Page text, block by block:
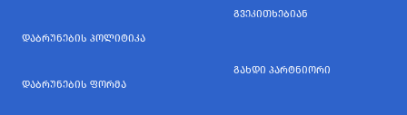
ᲓᲐᲑᲠᲣᲜᲔᲑᲘᲡ ᲞᲝᲚᲘᲢᲘᲙᲐ
ᲓᲐᲑᲠᲣᲜᲔᲑᲘᲡ ᲤᲝᲠᲛᲐ
ᲒᲕᲔᲙᲘᲗᲮᲔᲑᲘᲐᲜ
ᲒᲐᲮᲓᲘ ᲞᲐᲠᲢᲜᲘᲝᲠᲘ